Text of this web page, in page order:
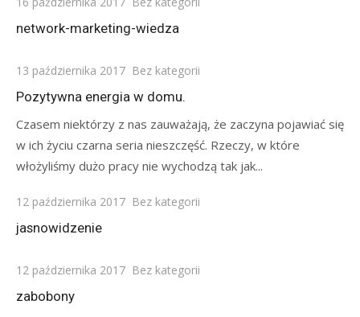
network-marketing-wiedza
Posted
on
13 października 2017 Bez kategorii
Pozytywna energia w domu.
Czasem niektórzy z nas zauważają, że zaczyna pojawiać się
w ich życiu czarna seria nieszczęść. Rzeczy, w które
włożyliśmy dużo pracy nie wychodzą tak jak...
Posted
on
12 października 2017 Bez kategorii
jasnowidzenie
Posted
12 października 2017 Bez kategorii
zabobony